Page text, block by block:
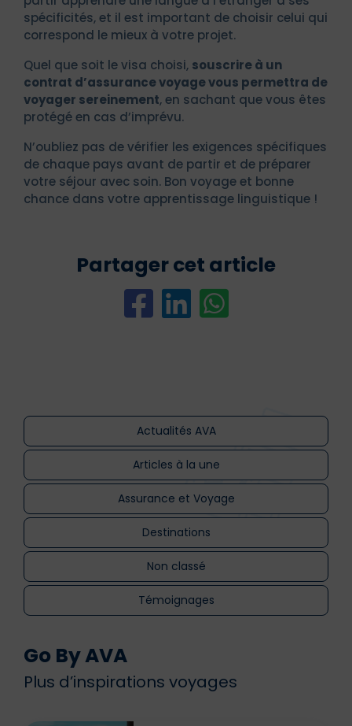
spécificités, et il est important de choisir celui qui
correspond le mieux à votre projet.
Quel que soit le visa choisi, souscrire à un
contrat d’assurance voyage vous permettra de
voyager sereinement, en sachant que vous êtes
protégé en cas d’imprévu.
N’oubliez pas de vérifier les exigences spécifiques
de chaque pays avant de partir et de préparer
votre séjour avec soin. Bon voyage et bonne
chance dans votre apprentissage linguistique !
Partager cet article
Actualités AVA
Articles à la une
Assurance et Voyage
Destinations
Non classé
Témoignages
Go By AVA
Plus d’inspirations voyages